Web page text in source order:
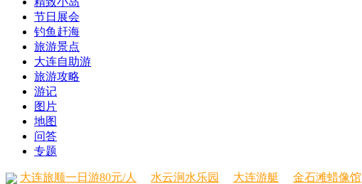
节日展会
钓鱼赶海
旅游景点
大连自助游
旅游攻略
游记
图片
地图
问答
专题
大连旅顺一日游80元/人 水云涧水乐园 大连游艇 金石滩蜡像馆